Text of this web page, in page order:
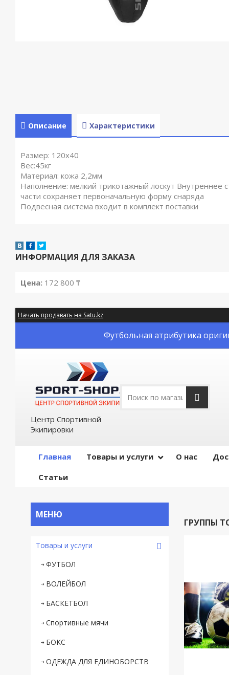
Описание Характеристики
Размер: 120х40
Вес:45кг
Материал: кожа 2,2мм
Наполнение: мелкий трикотажный лоскут Внутреннее
части сохраняет первоначальную форму снаряда
Подвесная система входит в комплект поставки
ИНФОРМАЦИЯ ДЛЯ ЗАКАЗА
Цена: 172 800 ₸
Начать продавать на Satu.kz
Футбольная атрибутика
Центр Спортивной
Экипировки
Главная Товары и услуги О нас
Статьи
ГРУППЫ
Товары и услуги
ФУТБОЛ
ВОЛЕЙБОЛ
БАСКЕТБОЛ
Спортивные мячи
БОКС
ОДЕЖДА ДЛЯ ЕДИНОБОРСТВ